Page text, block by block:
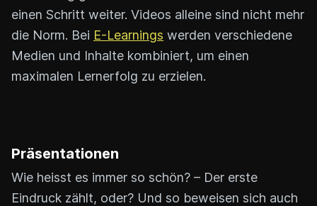
einen Schritt weiter. Videos alleine sind nicht mehr
die Norm. Bei E-Learnings werden verschiedene
Medien und Inhalte kombiniert, um einen
maximalen Lernerfolg zu erzielen.
Präsentationen
Wie heisst es immer so schön? – Der erste
Eindruck zählt, oder? Und so beweisen sich auch